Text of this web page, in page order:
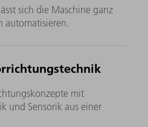
sich die Maschine ganz
automatisieren.
mit
und Sensorik aus einer